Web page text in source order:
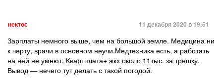
нектос 11 декабря 2020 в 19:51
Зарплаты немного выше, чем на большой земле. Медицина ни
к черту, врачи в основном неучи.Медтехника есть, а работать
на ней не умеют. Квартплата+ жкх около 11тыс. за трешку.
Вывод — нечего тут делать с такой погодой.